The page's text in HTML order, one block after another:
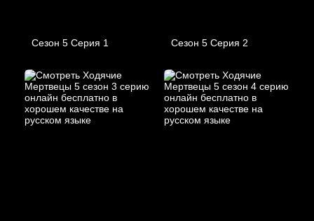
Сезон 5 Серия 1 Сезон 5 Серия 2